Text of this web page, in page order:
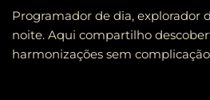
Programador de dia, explorador
noite. Aqui compartilho
harmonizações sem complicação